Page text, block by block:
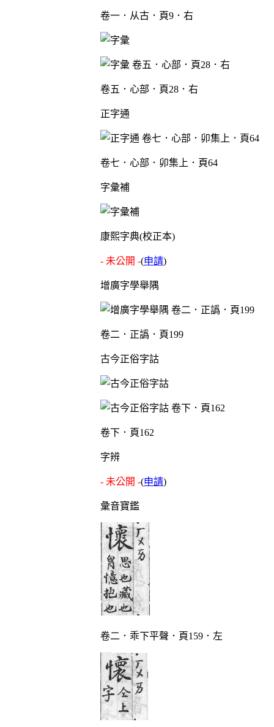
卷一．从古．頁9．右
卷五．心部．頁28．右
正字通
卷七．心部．卯集上．頁64
字彙補
康熙字典(校正本)
- 未公開 -(申請)
增廣字學舉隅
卷二．正譌．頁199
古今正俗字詁
卷下．頁162
字辨
- 未公開 -(申請)
彙音寶鑑
卷二．乖下平聲．頁159．左